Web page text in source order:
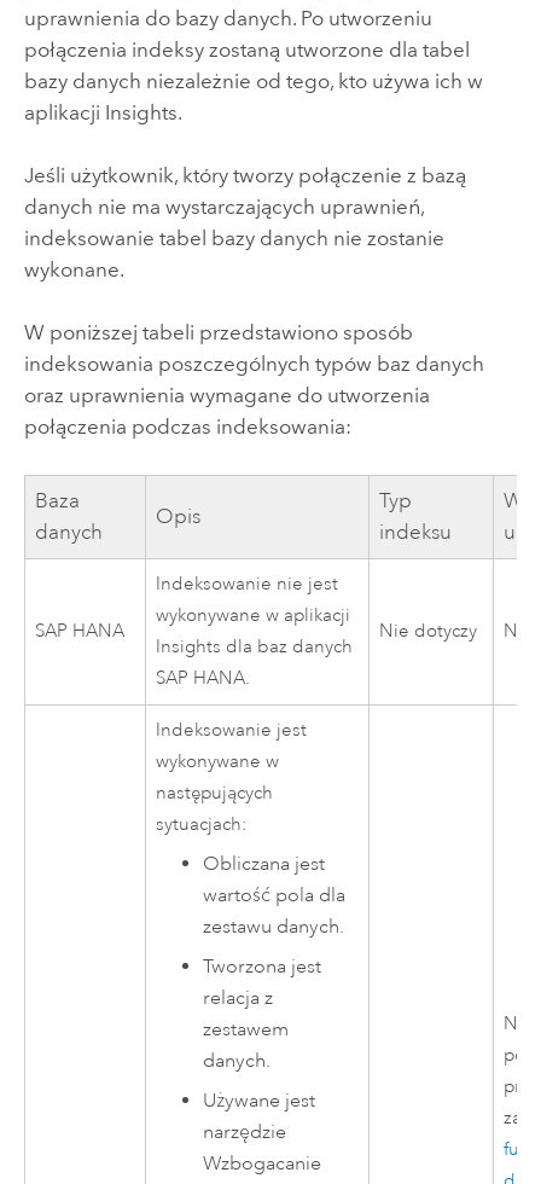
uprawnienia do bazy danych. Po utworzeniu
połączenia indeksy zostaną utworzone dla tabel
bazy danych niezależnie od tego, kto używa ich w
aplikacji Insights.
Jeśli użytkownik, który tworzy połączenie z bazą
danych nie ma wystarczających uprawnień,
indeksowanie tabel bazy danych nie zostanie
wykonane.
W poniższej tabeli przedstawiono sposób
indeksowania poszczególnych typów baz danych
oraz uprawnienia wymagane do utworzenia
połączenia podczas indeksowania:
Baza
danych
Opis
Typ
indeksu
SAP HANA
Indeksowanie nie jest
wykonywane w aplikacji
Insights dla baz danych
SAP HANA.
Nie dotyczy Nie
Indeksowanie jest
wykonywane w
następujących
sytuacjach:
Obliczana jest
wartość pola dla
zestawu danych.
Tworzona jest
relacja z
zestawem
danych.
Używane jest
narzędzie
Wzbogacanie